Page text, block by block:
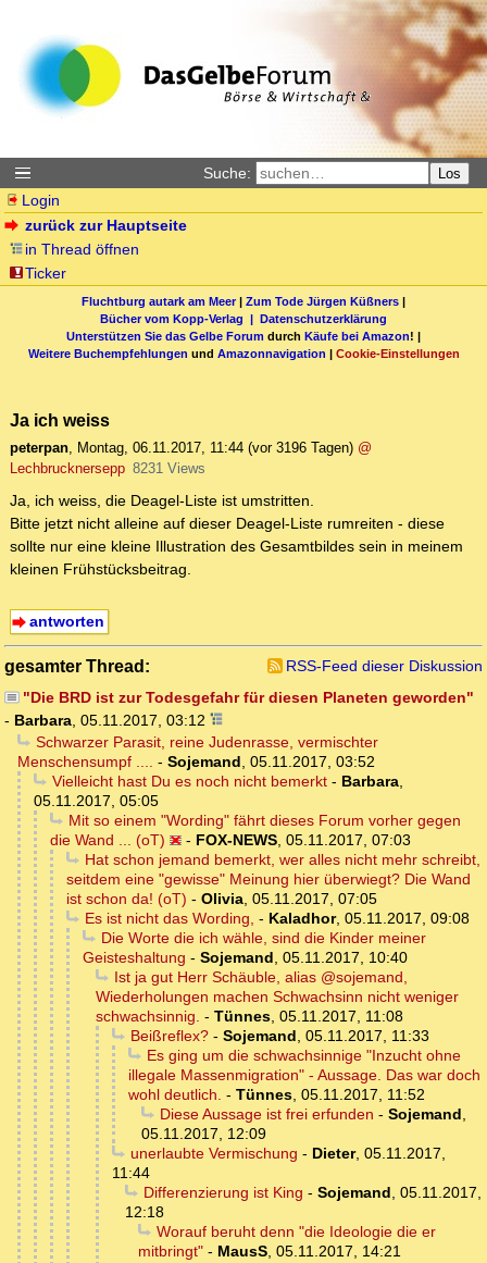
Suche: Los
Login
zurück zur Hauptseite
in Thread öffnen
Ticker
Fluchtburg autark am Meer| Zum Tode Jürgen Küßners |
Bücher vom Kopp-Verlag | Datenschutzerklärung
Unterstützen Sie das Gelbe Forum durch Käufe bei Amazon! |
Weitere Buchempfehlungen und Amazonnavigation | Cookie-Einstellungen
Ja ich weiss
peterpan, Montag, 06.11.2017, 11:44 (vor 3196 Tagen) @
Lechbrucknersepp 8231 Views
Ja, ich weiss, die Deagel-Liste ist umstritten.
Bitte jetzt nicht alleine auf dieser Deagel-Liste rumreiten - diese
sollte nur eine kleine Illustration des Gesamtbildes sein in meinem
kleinen Frühstücksbeitrag.
antworten
gesamter Thread:
RSS-Feed dieser Diskussion
"Die BRD ist zur Todesgefahr für diesen Planeten geworden"
- Barbara, 05.11.2017, 03:12
Schwarzer Parasit, reine Judenrasse, vermischter
Menschensumpf .... - Sojemand, 05.11.2017, 03:52
Vielleicht hast Du es noch nicht bemerkt- Barbara,
05.11.2017, 05:05
Mit so einem "Wording" fährt dieses Forum vorher gegen
die Wand ... (oT)
- FOX-NEWS, 05.11.2017, 07:03
Hat schon jemand bemerkt, wer alles nicht mehr schreibt,
seitdem eine "gewisse" Meinung hier überwiegt? Die Wand
ist schon da! (oT) - Olivia, 05.11.2017, 07:05
Es ist nicht das Wording, - Kaladhor, 05.11.2017, 09:08
Die Worte die ich wähle, sind die Kinder meiner
Geisteshaltung - Sojemand, 05.11.2017, 10:40
Ist ja gut Herr Schäuble, alias @sojemand,
Wiederholungen machen Schwachsinn nicht weniger
schwachsinnig. - Tünnes, 05.11.2017, 11:08
Beißreflex?- Sojemand, 05.11.2017, 11:33
Es ging um die schwachsinnige "Inzucht ohne
illegale Massenmigration" - Aussage. Das war doch
wohl deutlich. - Tünnes, 05.11.2017, 11:52
Diese Aussage ist frei erfunden - Sojemand,
05.11.2017, 12:09
unerlaubte Vermischung - Dieter, 05.11.2017,
11:44
Differenzierung ist King - Sojemand, 05.11.2017,
12:18
Worauf beruht denn "die Ideologie die er
mitbringt" - MausS, 05.11.2017, 14:21